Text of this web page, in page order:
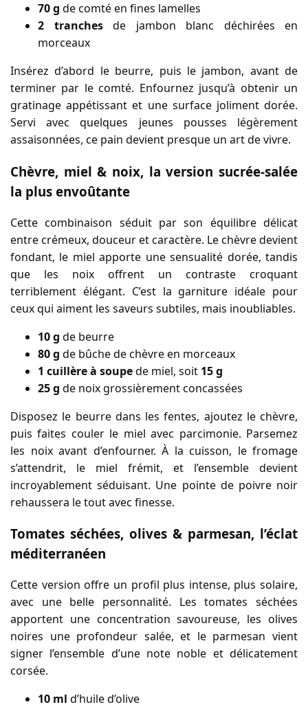
70 g de comté en fines lamelles
2 tranchesde jambon blanc déchirées en
morceaux
Insérez d’abord le beurre, puis le jambon, avant de
terminer par le comté. Enfournez jusqu’à obtenir un
gratinage appétissant et une surface joliment dorée.
Servi avec quelques jeunes pousses légèrement
assaisonnées, ce pain devient presque un art de vivre.
Chèvre, miel & noix, la version sucrée-salée
la plus envoûtante
Cette combinaison séduit par son équilibre délicat
entre crémeux, douceur et caractère. Le chèvre devient
fondant, le miel apporte une sensualité dorée, tandis
que les noix offrent un contraste croquant
terriblement élégant. C’est la garniture idéale pour
ceux qui aiment les saveurs subtiles, mais inoubliables.
10 g de beurre
80 g de bûche de chèvre en morceaux
1 cuillère à soupede miel, soit 15 g
25 g de noix grossièrement concassées
Disposez le beurre dans les fentes, ajoutez le chèvre,
puis faites couler le miel avec parcimonie. Parsemez
les noix avant d’enfourner. À la cuisson, le fromage
s’attendrit, le miel frémit, et l’ensemble devient
incroyablement séduisant. Une pointe de poivre noir
rehaussera le tout avec finesse.
Tomates séchées, olives & parmesan, l’éclat
méditerranéen
Cette version offre un profil plus intense, plus solaire,
avec une belle personnalité. Les tomates séchées
apportent une concentration savoureuse, les olives
noires une profondeur salée, et le parmesan vient
signer l’ensemble d’une note noble et délicatement
corsée.
10 ml d’huile d’olive